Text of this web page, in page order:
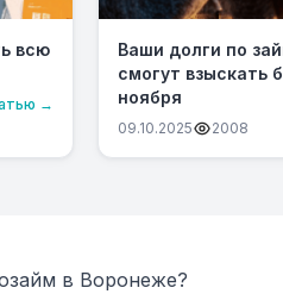
всю
→
Ваши долги по
смогут взыскать
ноября
09.10.2025 2008
в Воронеже?